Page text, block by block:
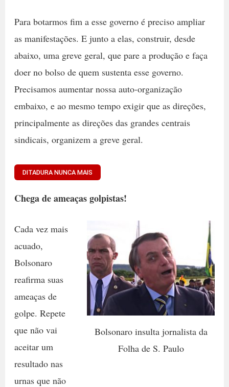
Para botarmos fim a esse governo é preciso ampliar
as manifestações. E junto a elas, construir, desde
abaixo, uma greve geral, que pare a produção e faça
doer no bolso de quem sustenta esse governo.
Precisamos aumentar nossa auto-organização
embaixo, e ao mesmo tempo exigir que as direções,
principalmente as direções das grandes centrais
sindicais, organizem a greve geral.
DITADURA NUNCA MAIS
Chega de ameaças golpistas!
Bolsonaro insulta jornalista da
Folha de S. Paulo
Cada vez mais
acuado,
Bolsonaro
reafirma suas
ameaças de
golpe. Repete
que não vai
aceitar um
resultado nas
urnas que não